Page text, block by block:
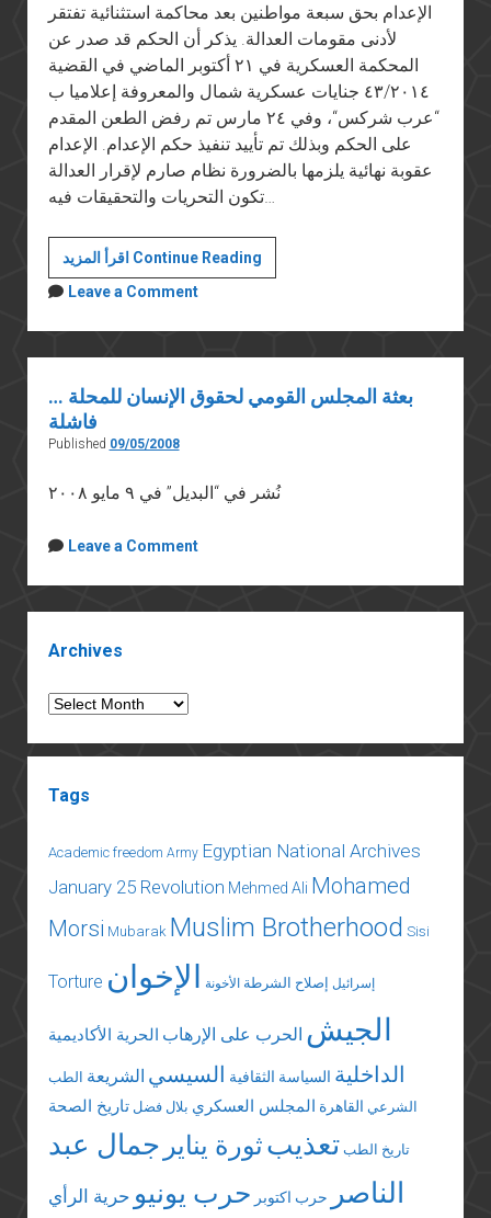
الإعدام بحق سبعة مواطنين بعد محاكمة استثنائية تفتقر
لأدنى مقومات العدالة. يذكر أن الحكم قد صدر عن
المحكمة العسكرية في ٢١ أكتوبر الماضي في القضية
٤٣/٢٠١٤ جنايات عسكرية شمال والمعروفة إعلاميا ب
“عرب شركس“، وفي ٢٤ مارس تم رفض الطعن المقدم
على الحكم وبذلك تم تأييد تنفيذ حكم الإعدام. الإعدام
عقوبة نهائية يلزمها بالضرورة نظام صارم لإقرار العدالة
تكون التحريات والتحقيقات فيه…
اقرأ المزيد Continue Readingبيان
من
"ضد
الإعدام"
المجلس
الإنسان
Leave a Comment
بعثة المجلس القومي لحقوق الإنسان للمحلة …
فاشلة
Published 09/05/2008
نُشر في “البديل” في ٩ مايو ٢٠٠٨
Leave a Comment
Archives
Archives
Tags
Academic freedom Army Egyptian National Archives
January 25 Revolution Mehmed Ali Mohamed
Morsi Mubarak Muslim Brotherhood Sisi
Torture إسرائيل إصلاح الشرطة الأخونة الإخوان
الجيش الحرب على الإرهاب الحرية الأكاديمية
الداخلية السياسة الثقافية السيسي الشريعة الطب
الشرعي القاهرة المجلس العسكري بلال فضل تاريخ الصحة
تاريخ الطب تعذيبثورة يناير جمال عبد
الناصر
حرب اكتوبر حرب يونيو حرية الرأي